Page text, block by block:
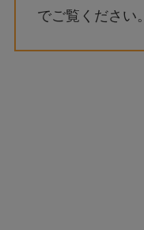
でご覧ください。